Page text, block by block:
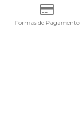
Formas de Pagamento